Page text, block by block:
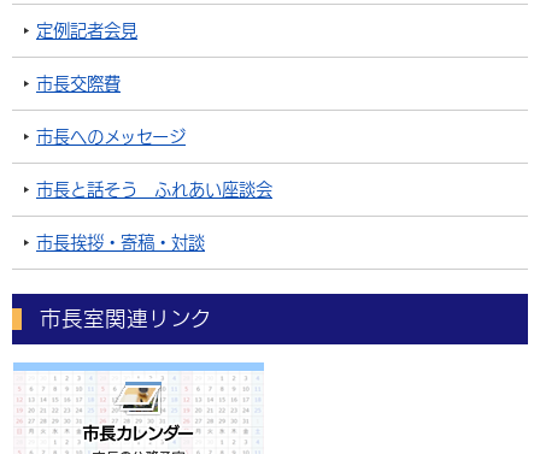
定例記者会見
市長交際費
市長へのメッセージ
市長と話そう ふれあい座談会
市長挨拶・寄稿・対談
市長室関連リンク